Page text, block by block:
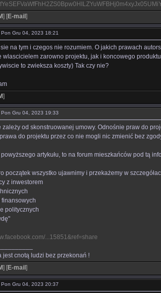
] [E-mail ]
Pon Gru 04, 2023 18:21
na tym i czegos nie rozumiem. O jakich prawach
wlascicielem zarowno projektu, jak i koncowego
to zwieksza koszty) Tak czy nie?
]
Pon Gru 04, 2023 19:33
zależy od skonstruowanej umowy. Odnośnie praw do
do projektu przez co nie mogli nic zmienić bez
artykułu, to na forum mieszkańców pod tą
początek wszystko ujawnimy i przekażemy w
z inwestorem
finansowych
politycznych
...15851&ref=share
jest cnotą ludzi bez przekonań !
] [E-mail ]
Pon Gru 04, 2023 20:37